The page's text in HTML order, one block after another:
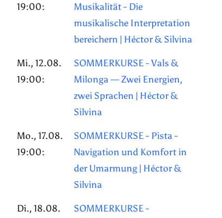
19:00:
Musikalität - Die
musikalische Interpretation
bereichern | Héctor & Silvina
Mi., 12.08.
19:00:
SOMMERKURSE - Vals &
Milonga — Zwei Energien,
zwei Sprachen | Héctor &
Silvina
Mo., 17.08.
19:00:
SOMMERKURSE - Pista -
Navigation und Komfort in
der Umarmung | Héctor &
Silvina
Di., 18.08.
SOMMERKURSE -